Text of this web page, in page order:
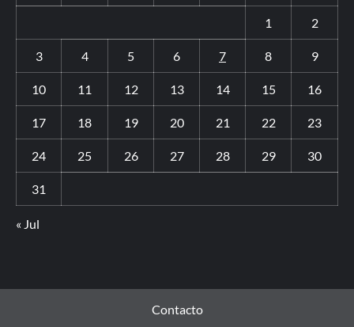
1 2
3 4 5 6 7 8 9
10 11 12 13 14 15 16
17 18 19 20 21 22 23
24 25 26 27 28 29 30
31
« Jul
Contacto